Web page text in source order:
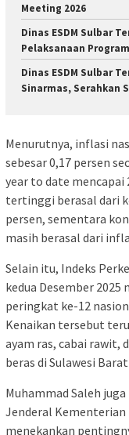
Meeting 2026
Dinas ESDM Sulbar
Pelaksanaan Program
Dinas ESDM Sulbar
Sinarmas, Serahkan
Menurutnya, inflasi
sebesar 0,17 persen
year to date mencapai
tertinggi berasal dari
persen, sementara
masih berasal dari
Selain itu, Indeks
kedua Desember 2025
peringkat ke-12
Kenaikan tersebut
ayam ras, cabai rawit,
beras di Sulawesi
Muhammad Saleh
Jenderal Kementerian
menekankan